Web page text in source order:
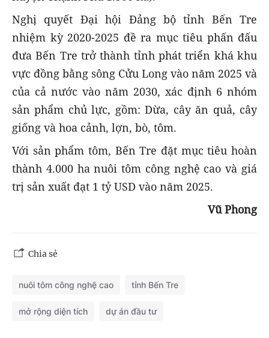
Nghị quyết Đại hội Đảng bộ tỉnh Bến Tre
nhiệm kỳ 2020-2025 đề ra mục tiêu phấn đấu
đưa Bến Tre trở thành tỉnh phát triển khá khu
vực đồng bằng sông Cửu Long vào năm 2025 và
của cả nước vào năm 2030, xác định 6 nhóm
sản phẩm chủ lực, gồm: Dừa, cây ăn quả, cây
giống và hoa cảnh, lợn, bò, tôm.
Với sản phẩm tôm, Bến Tre đặt mục tiêu hoàn
thành 4.000 ha nuôi tôm công nghệ cao và giá
trị sản xuất đạt 1 tỷ USD vào năm 2025.
Vũ Phong
Chia sẻ
nuôi tôm công nghệ cao tỉnh Bến Tre
mở rộng diện tích dự án đầu tư